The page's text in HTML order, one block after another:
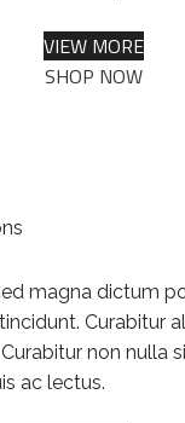
VIEW MORE
SHOP NOW
magna dictum
Curabitur
non nulla
ac lectus.